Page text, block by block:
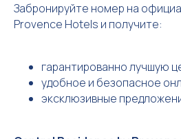
Забронируйте номер на
Provence Hotels и получите:
гарантированно лучшую
удобное и безопасное
эксклюзивные